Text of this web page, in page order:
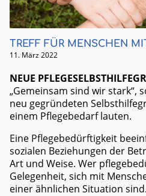
TREFF FÜR MENSCHEN
11. März 2022
NEUE
„Gemeinsam sind wir stark“,
neu gegründeten
einem Pflegebedarf lauten.
Eine Pflegebedürftigkeit
sozialen Beziehungen der
Art und Weise. Wer
Gelegenheit, sich mit
einer ähnlichen Situation sind.